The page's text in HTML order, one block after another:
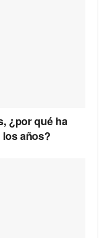
¿por qué ha
años?